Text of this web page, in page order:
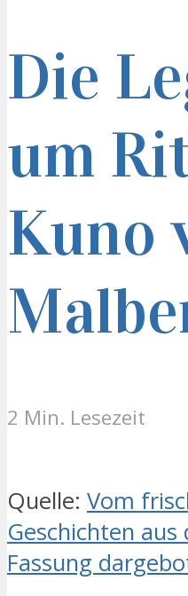
Die
um
Kuno
2 Min. Lesezeit
Quelle: Vom
Geschichten
Fassung